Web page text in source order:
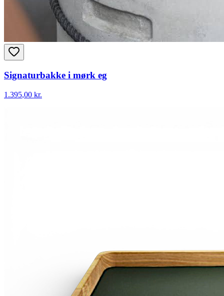
Signaturbakke i mørk eg
1.395,00 kr.